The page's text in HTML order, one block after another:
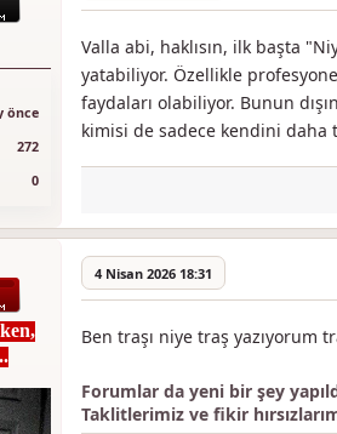
önce
272
0
Valla abi, haklısın, ilk başta
yatabiliyor. Özellikle
faydaları olabiliyor. Bunun
kimisi de sadece kendini
4 Nisan 2026 18:31
Ben traşı niye traş yazıyorum
Forumlar da yeni bir şey
Taklitlerimiz ve fikir